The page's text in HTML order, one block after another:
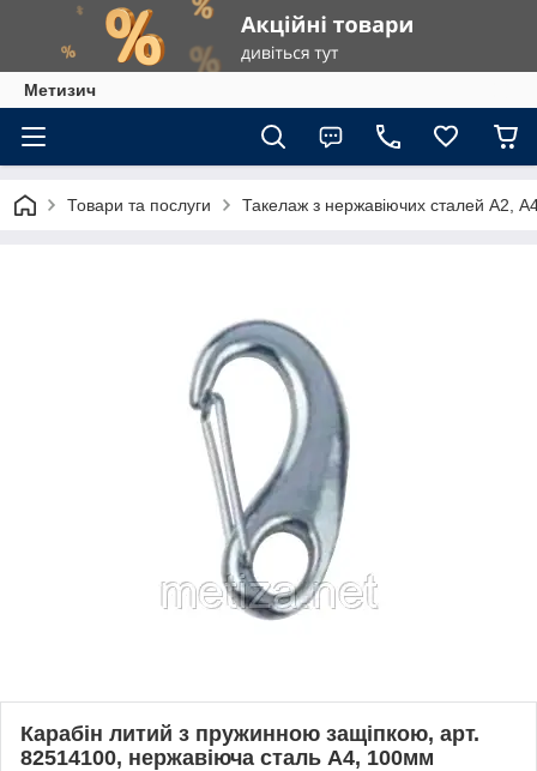
Метизич
Товари та послуги Такелаж з нержавіючих сталей А2,
Карабін литий з пружинною защіпкою, арт.
82514100, нержавіюча сталь А4, 100мм